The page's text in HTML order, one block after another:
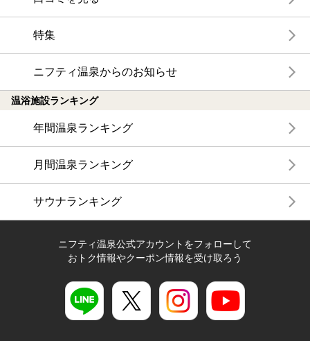
特集
ニフティ温泉からのお知らせ
温浴施設ランキング
年間温泉ランキング
月間温泉ランキング
サウナランキング
ニフティ温泉公式アカウントをフォローして
おトク情報やクーポン情報を受け取ろう